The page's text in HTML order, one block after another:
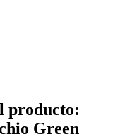
producto:
Green